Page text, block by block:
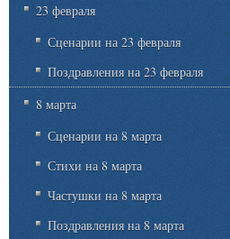
23 февраля
Сценарии на 23 февраля
Поздравления на 23 февраля
8 марта
Сценарии на 8 марта
Стихи на 8 марта
Частушки на 8 марта
Поздравления на 8 марта